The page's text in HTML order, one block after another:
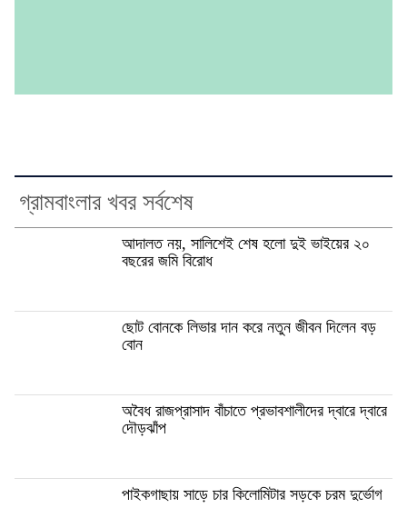
গ্রামবাংলার খবর সর্বশেষ
আদালত নয়, সালিশেই শেষ হলো দুই ভাইয়ের ২০
বছরের জমি বিরোধ
ছোট বোনকে লিভার দান করে নতুন জীবন দিলেন বড়
বোন
অবৈধ রাজপ্রাসাদ বাঁচাতে প্রভাবশালীদের দ্বারে দ্বারে
দৌড়ঝাঁপ
পাইকগাছায় সাড়ে চার কিলোমিটার সড়কে চরম দুর্ভোগ